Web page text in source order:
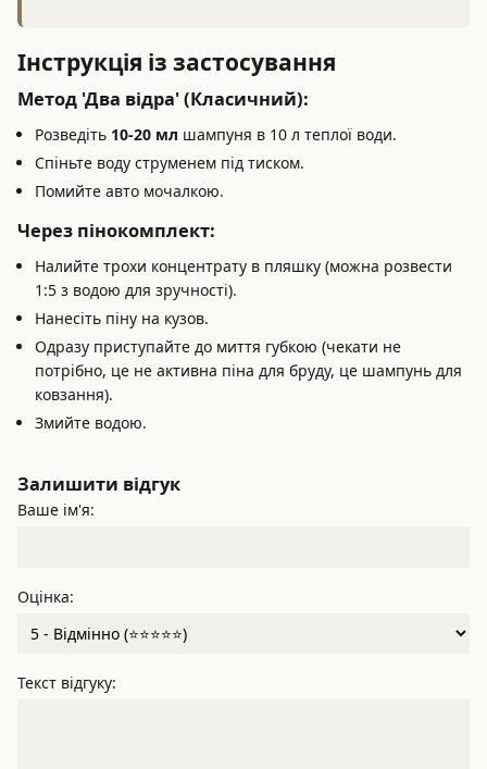
Інструкція із застосування
Метод 'Два відра' (Класичний):
Розведіть 10-20 мл шампуня в 10 л теплої води.
Спіньте воду струменем під тиском.
Помийте авто мочалкою.
Через пінокомплект:
Налийте трохи концентрату в пляшку (можна розвести
1:5 з водою для зручності).
Нанесіть піну на кузов.
Одразу приступайте до миття губкою (чекати не
потрібно, це не активна піна для бруду, це шампунь для
ковзання).
Змийте водою.
Залишити відгук
Ваше ім'я:
Оцінка:
Текст відгуку: